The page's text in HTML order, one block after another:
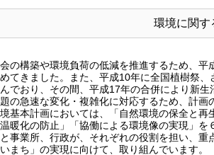
環境に関す
の構築や環境負荷の低減を推進するため、平
てきました。また、平成10年に全国植樹祭
でおり、その間、平成17年の合併により新
の急速な変化・複雑化に対応するため、計画
基本計画においては、「自然環境の保全と再
暖化の防止」「協働による環境像の実現」
事業所、行政が、それぞれの役割を担い、
まち」の実現に向けて、取り組んでいます。